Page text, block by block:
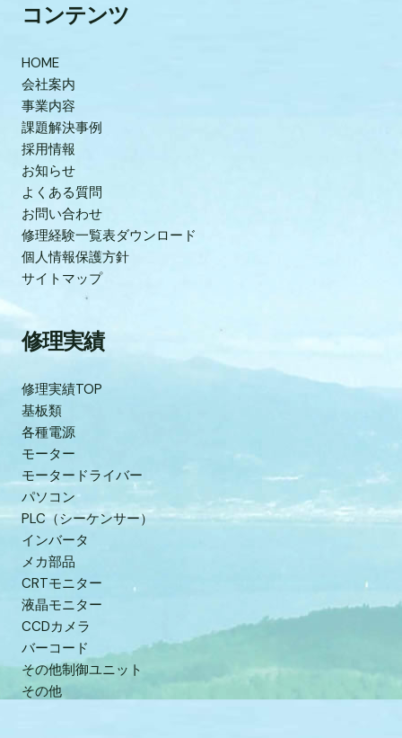
コンテンツ
HOME
会社案内
事業内容
課題解決事例
採用情報
お知らせ
よくある質問
お問い合わせ
修理経験一覧表ダウンロード
個人情報保護方針
サイトマップ
修理実績
修理実績TOP
基板類
各種電源
モーター
モータードライバー
パソコン
PLC（シーケンサー）
インバータ
メカ部品
CRTモニター
液晶モニター
CCDカメラ
バーコード
その他制御ユニット
その他